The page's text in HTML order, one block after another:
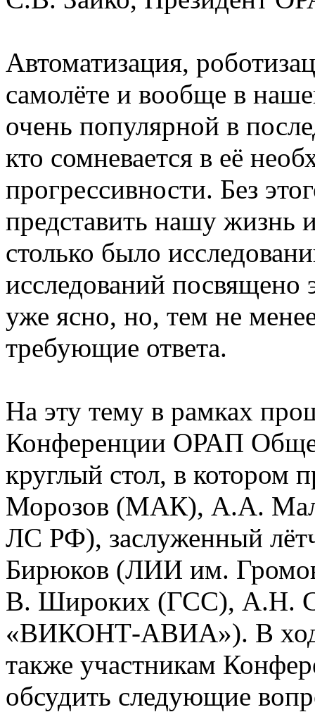
Автоматизация,
самолёте и вообще в
очень популярной в
кто сомневается в её
прогрессивности. Без
представить нашу жизнь
столько было
исследований посвящено
уже ясно, но, тем не
требующие ответа.
На эту тему в рамках
Конференции ОРАП
круглый стол, в котором
Морозов (МАК), А.А.
ЛС РФ), заслуженный
Бирюков (ЛИИ им.
В. Широких (ГСС), А.Н.
«ВИКОНТ-АВИА»). В ходе
также участникам
обсудить следующие